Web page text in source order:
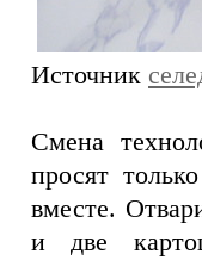
Источник
Смена
просят
вместе.
и две